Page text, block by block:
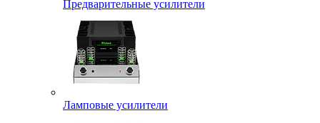
Предварительные усилители
Ламповые усилители